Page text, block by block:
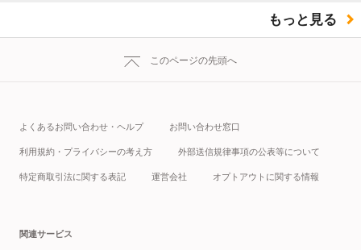
もっと見る
このページの先頭へ
よくあるお問い合わせ・ヘルプ お問い合わせ窓口
利用規約・プライバシーの考え方 外部送信規律事項の公表等について
特定商取引法に関する表記 運営会社 オプトアウトに関する情報
関連サービス